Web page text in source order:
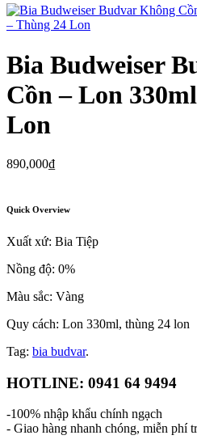
Bia Budweiser
Cồn – Lon
Lon
890,000₫
Quick Overview
Xuất xứ: Bia Tiệp
Nồng độ: 0%
Màu sắc: Vàng
Quy cách: Lon 330ml, thùng 24 lon
Tag: bia budvar.
HOTLINE: 0941 64 9494
-100% nhập khẩu chính ngạch
- Giao hàng nhanh chóng, miễn phí